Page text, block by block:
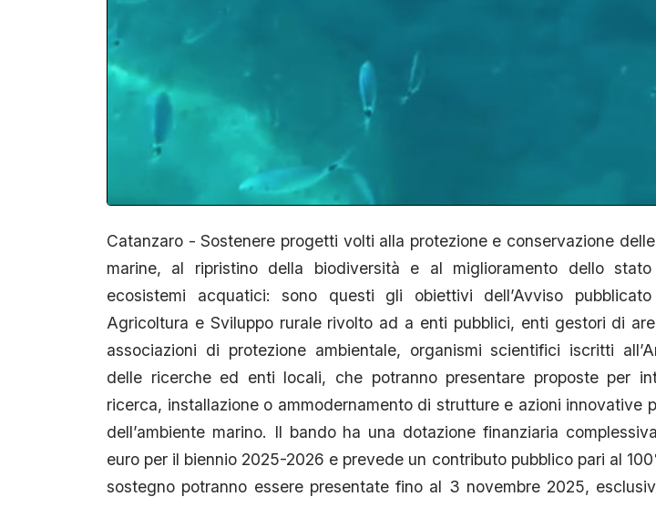
Catanzaro - Sostenere progetti volti alla protezione e conservazione
marine, al ripristino della biodiversità e al miglioramento dello
ecosistemi acquatici: sono questi gli obiettivi dell’Avviso
Agricoltura e Sviluppo rurale rivolto ad a enti pubblici, enti gestori di
associazioni di protezione ambientale, organismi scientifici iscritti
delle ricerche ed enti locali, che potranno presentare proposte per
ricerca, installazione o ammodernamento di strutture e azioni innovative
dell’ambiente marino. Il bando ha una dotazione finanziaria
euro per il biennio 2025-2026 e prevede un contributo pubblico pari al
sostegno potranno essere presentate fino al 3 novembre 2025,